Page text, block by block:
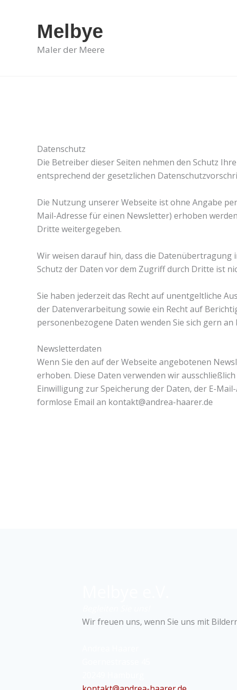
Melbye
Maler der Meere
Datenschutz
Die Betreiber dieser Seiten nehmen den Schutz
entsprechend der gesetzlichen
Die Nutzung unserer Webseite ist ohne Angabe
Mail-Adresse für einen Newsletter) erhoben
Dritte weitergegeben.
Wir weisen darauf hin, dass die Datenübertragung
Schutz der Daten vor dem Zugriff durch Dritte ist
Sie haben jederzeit das Recht auf unentgeltliche
der Datenverarbeitung sowie ein Recht auf
personenbezogene Daten wenden Sie sich gern
Newsletterdaten
Wenn Sie den auf der Webseite angebotenen
erhoben. Diese Daten verwenden wir
Einwilligung zur Speicherung der Daten, der E-
formlose Email an kontakt@andrea-haarer.de
Wir freuen uns, wenn Sie uns mit